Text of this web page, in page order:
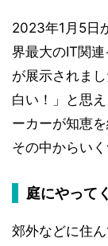
2023年1月5日
界最大のIT関連
が展示されま
白い！」と思
ーカーが知恵
その中からい
庭にやって
郊外などに住